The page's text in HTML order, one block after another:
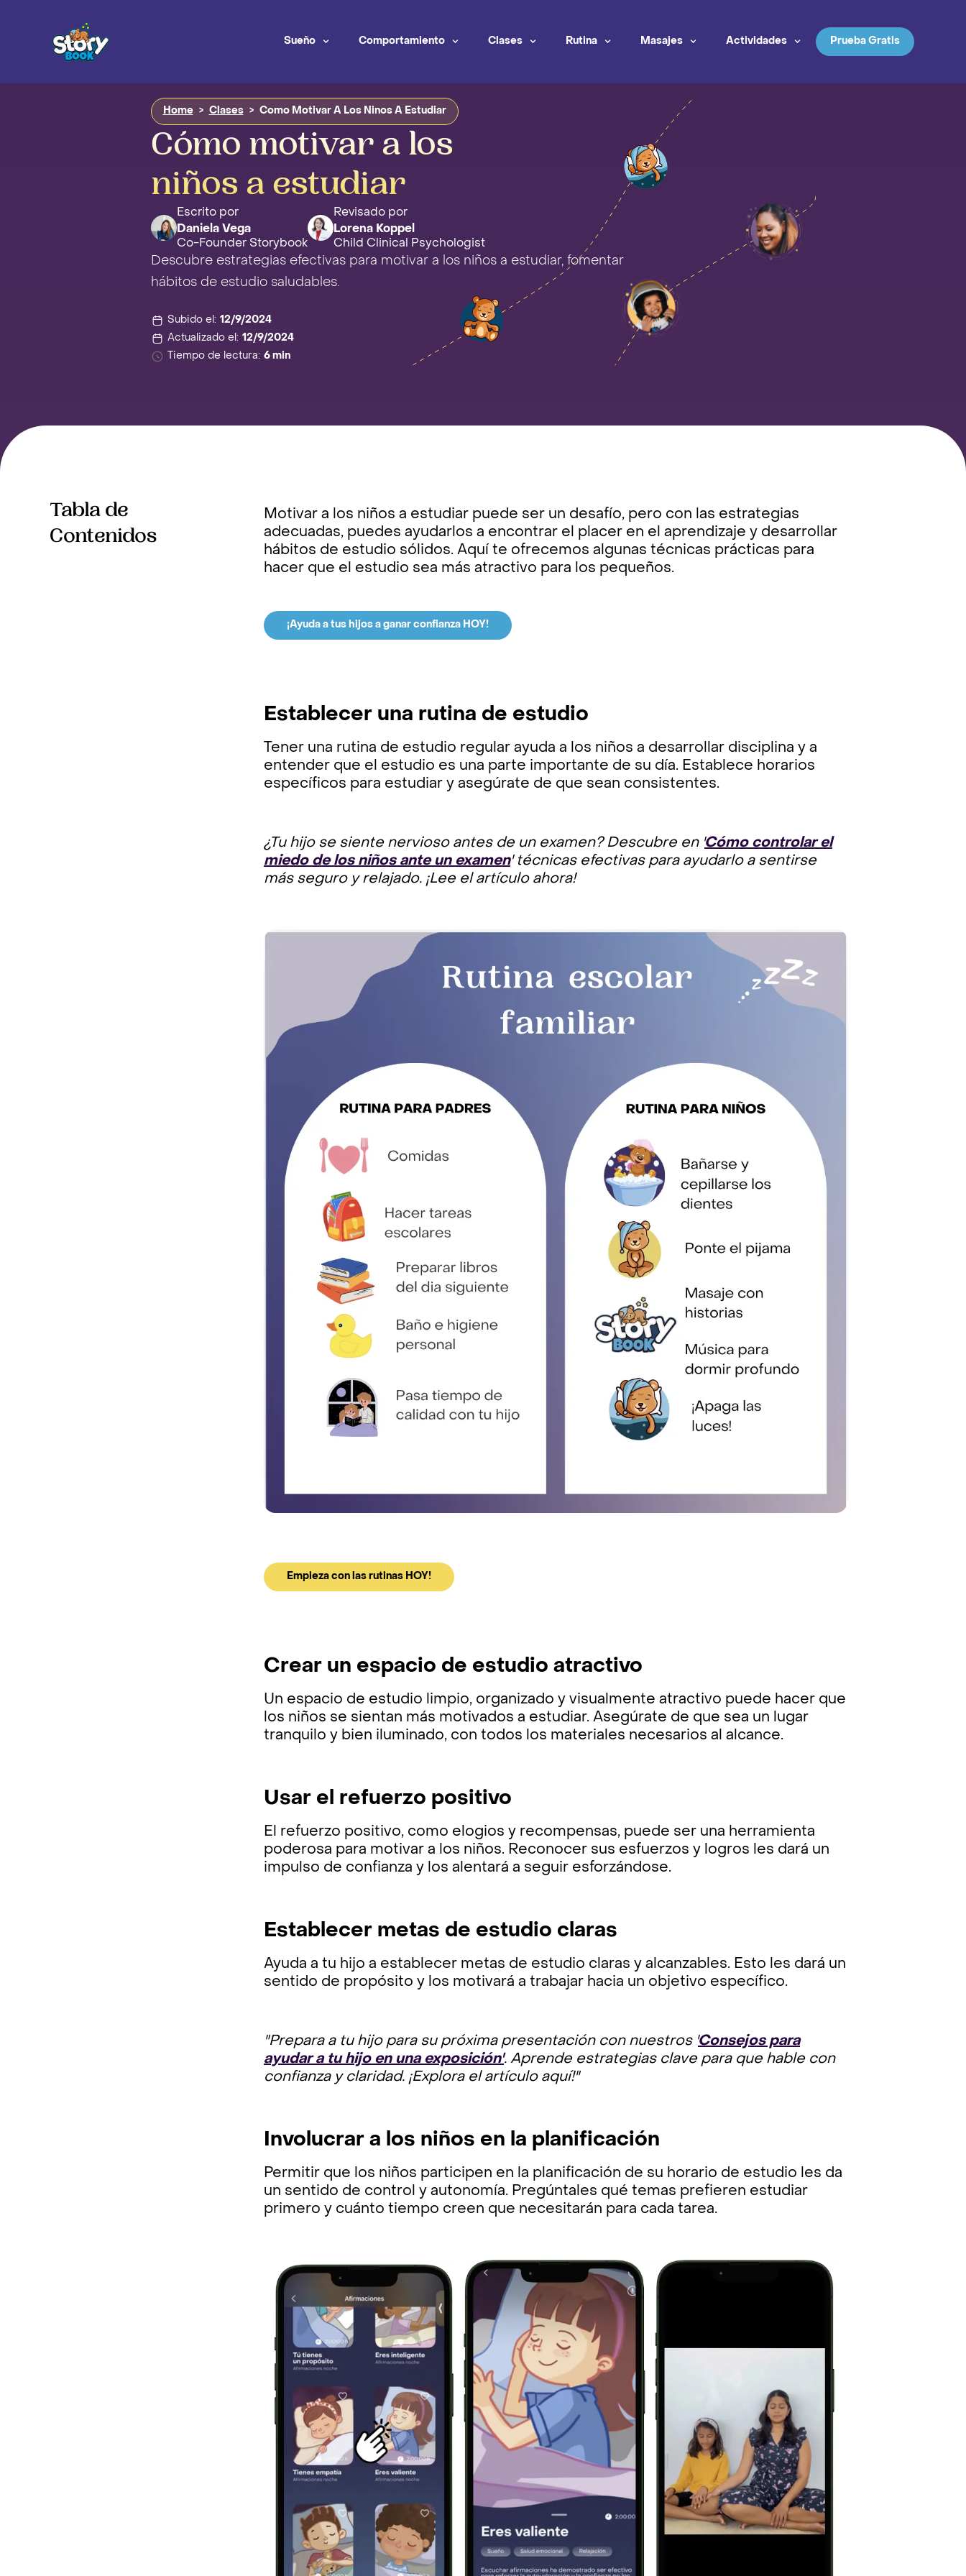
Sueño Comportamiento Clases Rutina Masajes Actividades Prueba Gratis
Home > Clases > Como Motivar A Los Ninos A Estudiar
Cómo motivar a los
niños a estudiar
Escrito por
Daniela Vega
Co-Founder Storybook
Revisado por
Lorena Koppel
Child Clinical Psychologist
Descubre estrategias efectivas para motivar a los niños a estudiar, fomentar
hábitos de estudio saludables.
Subido el: 12/9/2024
Actualizado el: 12/9/2024
Tiempo de lectura: 6 min
Tabla de
Contenidos
Motivar a los niños a estudiar puede ser un desafío, pero con las estrategias
adecuadas, puedes ayudarlos a encontrar el placer en el aprendizaje y desarrollar
hábitos de estudio sólidos. Aquí te ofrecemos algunas técnicas prácticas para
hacer que el estudio sea más atractivo para los pequeños.
¡Ayuda a tus hijos a ganar confianza HOY!
Establecer una rutina de estudio
Tener una rutina de estudio regular ayuda a los niños a desarrollar disciplina y a
entender que el estudio es una parte importante de su día. Establece horarios
específicos para estudiar y asegúrate de que sean consistentes.
¿Tu hijo se siente nervioso antes de un examen? Descubre en ' Cómo controlar el
miedo de los niños ante un examen' técnicas efectivas para ayudarlo a sentirse
más seguro y relajado. ¡Lee el artículo ahora!
Empieza con las rutinas HOY!
Crear un espacio de estudio atractivo
Un espacio de estudio limpio, organizado y visualmente atractivo puede hacer que
los niños se sientan más motivados a estudiar. Asegúrate de que sea un lugar
tranquilo y bien iluminado, con todos los materiales necesarios al alcance.
Usar el refuerzo positivo
El refuerzo positivo, como elogios y recompensas, puede ser una herramienta
poderosa para motivar a los niños. Reconocer sus esfuerzos y logros les dará un
impulso de confianza y los alentará a seguir esforzándose.
Establecer metas de estudio claras
Ayuda a tu hijo a establecer metas de estudio claras y alcanzables. Esto les dará un
sentido de propósito y los motivará a trabajar hacia un objetivo específico.
"Prepara a tu hijo para su próxima presentación con nuestros ' Consejos para
ayudar a tu hijo en una exposición'. Aprende estrategias clave para que hable con
confianza y claridad. ¡Explora el artículo aquí!"
Involucrar a los niños en la planificación
Permitir que los niños participen en la planificación de su horario de estudio les da
un sentido de control y autonomía. Pregúntales qué temas prefieren estudiar
primero y cuánto tiempo creen que necesitarán para cada tarea.